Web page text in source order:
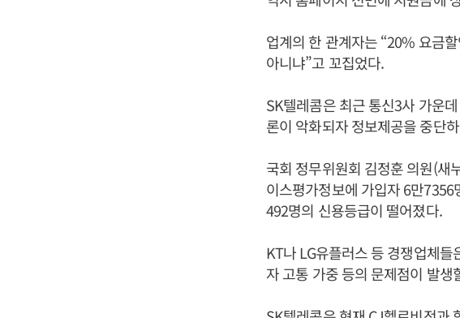
업계의 한 관계자는 “20% 요금
아니냐”고 꼬집었다.
SK텔레콤은 최근 통신3사 가운
론이 악화되자 정보제공을 중단
국회 정무위원회 김정훈 의원(새
이스평가정보에 가입자 6만
492명의 신용등급이 떨어졌다.
KT나 LG유플러스 등 경쟁업체
자 고통 가중 등의 문제점이 발